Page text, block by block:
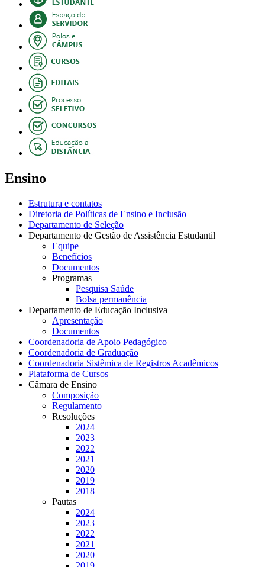
Ensino
Estrutura e contatos
Diretoria de Políticas de Ensino e Inclusão
Departamento de Seleção
Departamento de Gestão de Assistência Estudantil
Equipe
Benefícios
Documentos
Programas
Pesquisa Saúde
Bolsa permanência
Departamento de Educação Inclusiva
Apresentação
Documentos
Coordenadoria de Apoio Pedagógico
Coordenadoria de Graduação
Coordenadoria Sistêmica de Registros Acadêmicos
Plataforma de Cursos
Câmara de Ensino
Composição
Regulamento
Resoluções
2024
2023
2022
2021
2020
2019
2018
Pautas
2024
2023
2022
2021
2020